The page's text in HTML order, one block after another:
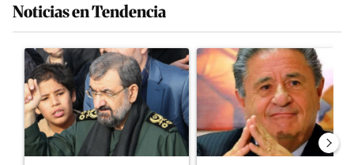
Noticias en Tendencia
Este listado muestra los artículos con más comentarios en los
Un artículo de tendencia con el título "Irán nombró al ideólogo
Un artículo de tendencia con